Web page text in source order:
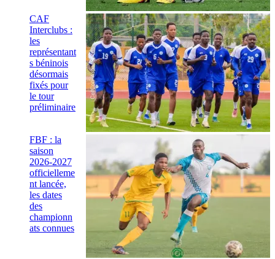
CAF
Interclubs :
les
représentant
s béninois
désormais
fixés pour
le tour
préliminaire
FBF : la
saison
2026-2027
officielleme
nt lancée,
les dates
des
championn
ats connues